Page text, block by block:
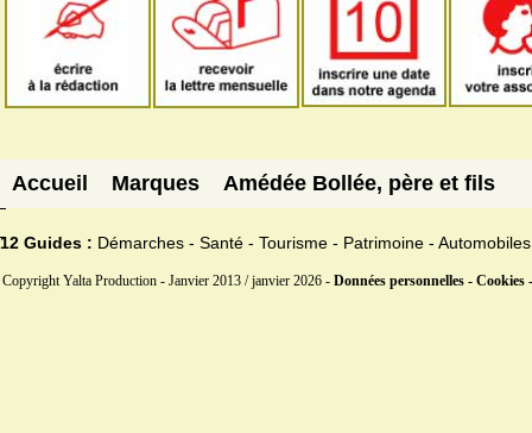
Accueil Marques Amédée Bollée, père et fils
12 Guides : Démarches - Santé - Tourisme - Patrimoine - Automobiles
Copyright Yalta Production - Janvier 2013 / janvier 2026 - Données personnelles - Cookies